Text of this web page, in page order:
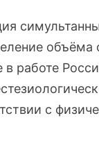
объёма
работе
с